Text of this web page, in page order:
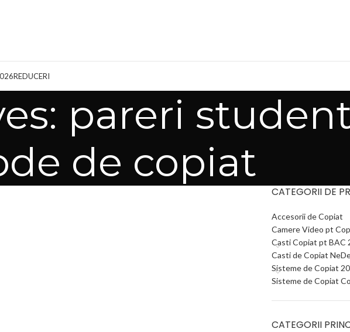
REDUCERI
pareri
de copiat
CATEGORII DE
Accesorii de Copiat
Camere Video pt
Casti Copiat pt BAC
Casti de Copiat
Sisteme de Copiat
Sisteme de Copiat
CATEGORII